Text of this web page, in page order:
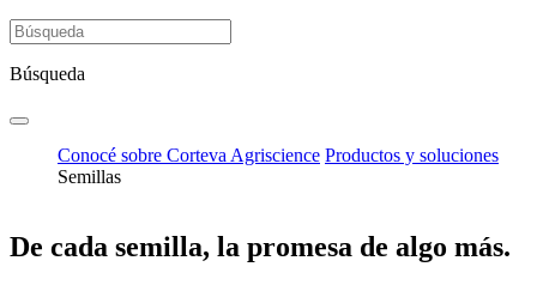
Búsqueda
Conocé sobre Corteva Agriscience Productos y soluciones
Semillas
De cada semilla, la promesa de algo más.